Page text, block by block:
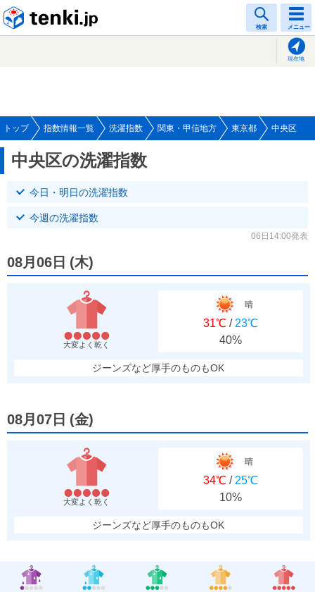
検索 メニュー
現在地
トップ 指数情報一覧 洗濯指数 関東・甲信地方 東京都 中央区
中央区の洗濯指数
今日・明日の洗濯指数
今週の洗濯指数
06日14:00発表
08月06日 (木)
大変よく乾く
晴
31℃ / 23℃
40%
ジーンズなど厚手のものもOK
08月07日 (金)
大変よく乾く
晴
34℃ / 25℃
10%
ジーンズなど厚手のものもOK